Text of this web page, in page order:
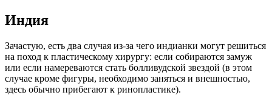
Индия
Зачастую, есть два случая из-за чего индианки могут решиться
на поход к пластическому хирургу: если собираются замуж
или если намереваются стать болливудской звездой (в этом
случае кроме фигуры, необходимо заняться и внешностью,
здесь обычно прибегают к ринопластике).